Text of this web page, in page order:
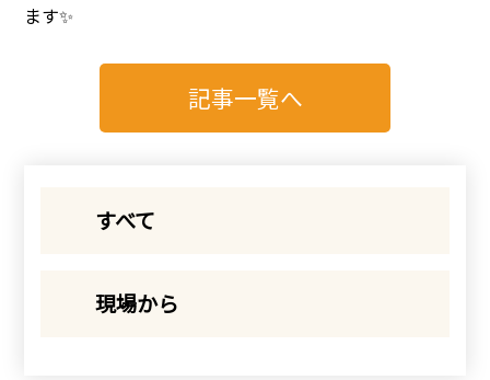
ます✨
記事一覧へ
すべて
現場から